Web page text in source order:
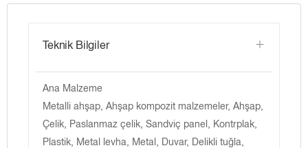
Teknik Bilgiler
Ana Malzeme
Metalli ahşap, Ahşap kompozit malzemeler, Ahşap,
Çelik, Paslanmaz çelik, Sandviç panel, Kontrplak,
Plastik, Metal levha, Metal, Duvar, Delikli tuğla,